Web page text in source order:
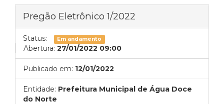
Pregão Eletrônico 1/2022
Status: Em andamento
Abertura: 27/01/2022 09:00
Publicado em: 12/01/2022
Entidade: Prefeitura Municipal de Água Doce
do Norte